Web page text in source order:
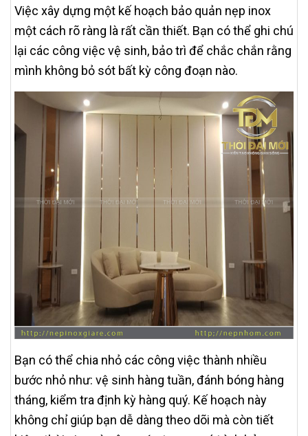
Việc xây dựng một kế hoạch bảo quản nẹp inox
một cách rõ ràng là rất cần thiết. Bạn có thể ghi chú
lại các công việc vệ sinh, bảo trì để chắc chắn rằng
mình không bỏ sót bất kỳ công đoạn nào.
Bạn có thể chia nhỏ các công việc thành nhiều
bước nhỏ như: vệ sinh hàng tuần, đánh bóng hàng
tháng, kiểm tra định kỳ hàng quý. Kế hoạch này
không chỉ giúp bạn dễ dàng theo dõi mà còn tiết